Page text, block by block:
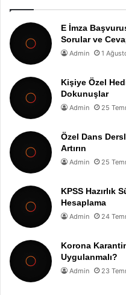
E İmza
Sorular ve
Admin 1
Kişiye Özel
Dokunuşlar
Admin 25
Özel Dans
Artırın
Admin 25
KPSS Hazırlık
Hesaplama
Admin 24
Korona
Uygulanmalı?
Admin 23